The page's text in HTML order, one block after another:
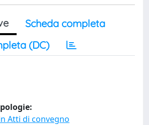
Scheda completa
(DC)
Atti di convegno